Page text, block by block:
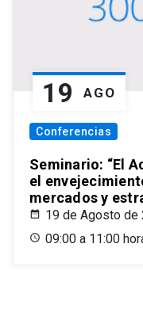
19 AGO
Conferencias
Seminario: “El
el
mercados y
19 de Agosto de
09:00 a 11:00